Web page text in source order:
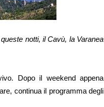
notti, il Cavù, la Varanea
Dopo il weekend appena
continua il programma degli